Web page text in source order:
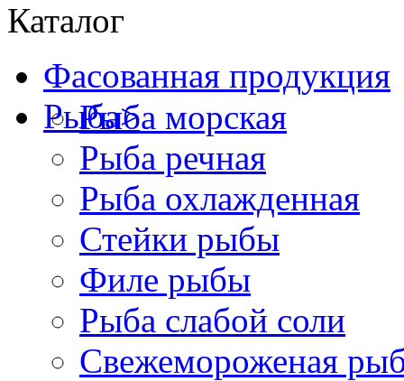
Каталог
Фасованная продукция
Рыба>
Рыба морская
Рыба речная
Рыба охлажденная
Стейки рыбы
Филе рыбы
Рыба слабой соли
Свежемороженая